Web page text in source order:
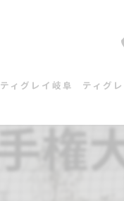
ティグレイ岐阜
スケジュール
ティグ
スケ
練習